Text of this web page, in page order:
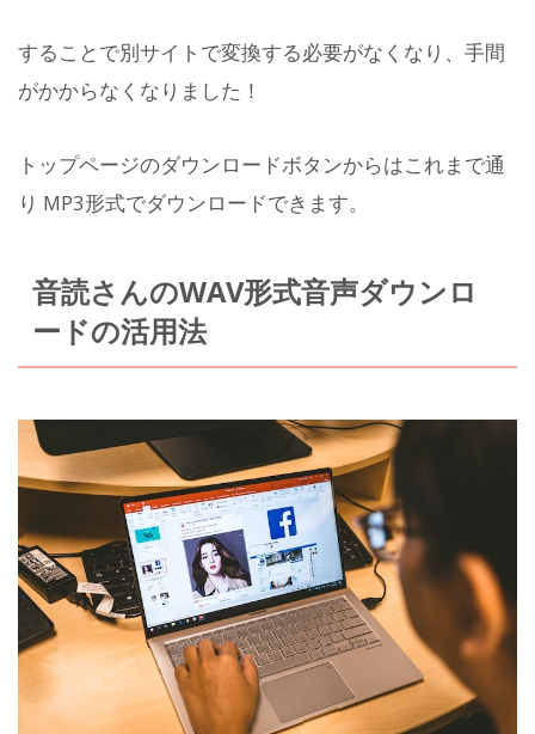
することで別サイトで変換する必要がなくなり、手間
がかからなくなりました！
トップページのダウンロードボタンからはこれまで通
り MP3形式でダウンロードできます。
音読さんのWAV形式音声ダウンロ
ードの活用法